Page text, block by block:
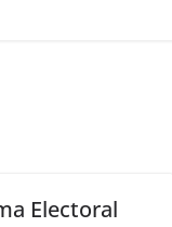
Electoral